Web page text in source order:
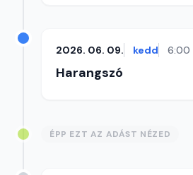
2026. 06. 09. kedd 6:00
Harangszó
ÉPP EZT AZ ADÁST NÉZED